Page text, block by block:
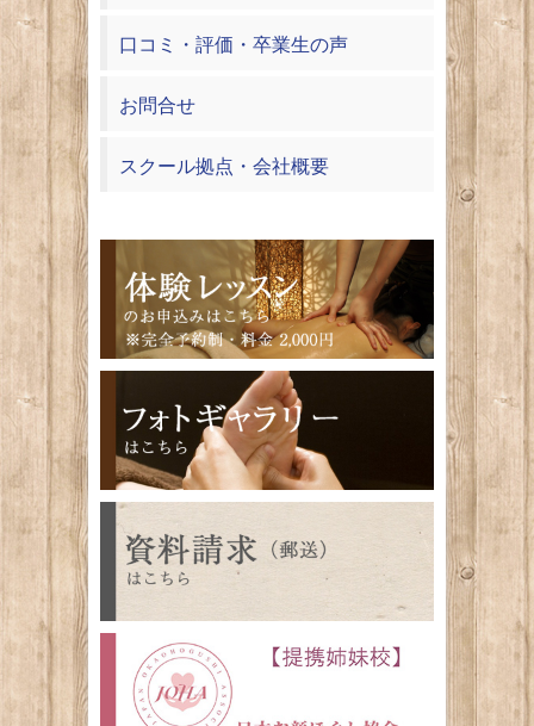
口コミ・評価・卒業生の声
お問合せ
スクール拠点・会社概要